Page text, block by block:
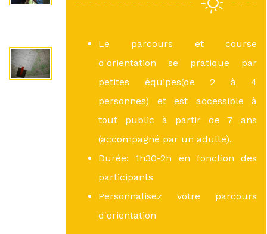
Le parcours et course
d'orientation se pratique par
petites équipes(de 2 à 4
personnes) et est accessible à
tout public à partir de 7 ans
(accompagné par un adulte).
Durée: 1h30-2h en fonction des
participants
Personnalisez votre parcours
d'orientation